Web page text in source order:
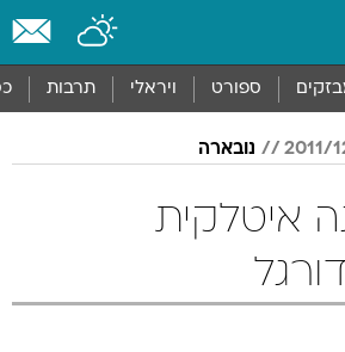
ספורט ויראלי תרבות
נובארה
איטלקית